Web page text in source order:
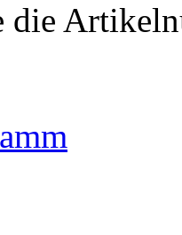
die